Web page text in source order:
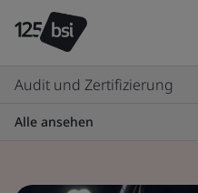
Audit und Zertifizierung
Alle ansehen